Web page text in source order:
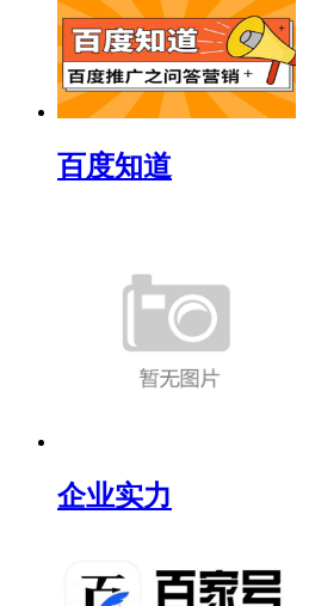
百度知道
企业实力